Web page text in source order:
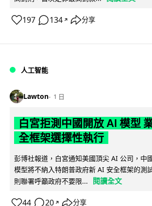
197 134 ↗ 分享
人工智能
Lawton 1 日
白宮拒測中國開放 AI 模型
全框架選擇性執行
彭博社報道，白宮通知美國頂尖 AI 公司，中
模型將不納入特朗普政府新 AI 安全框架的測
則聯署呼籲政府不要限...
閱讀全文
44 20 ↗ 分享